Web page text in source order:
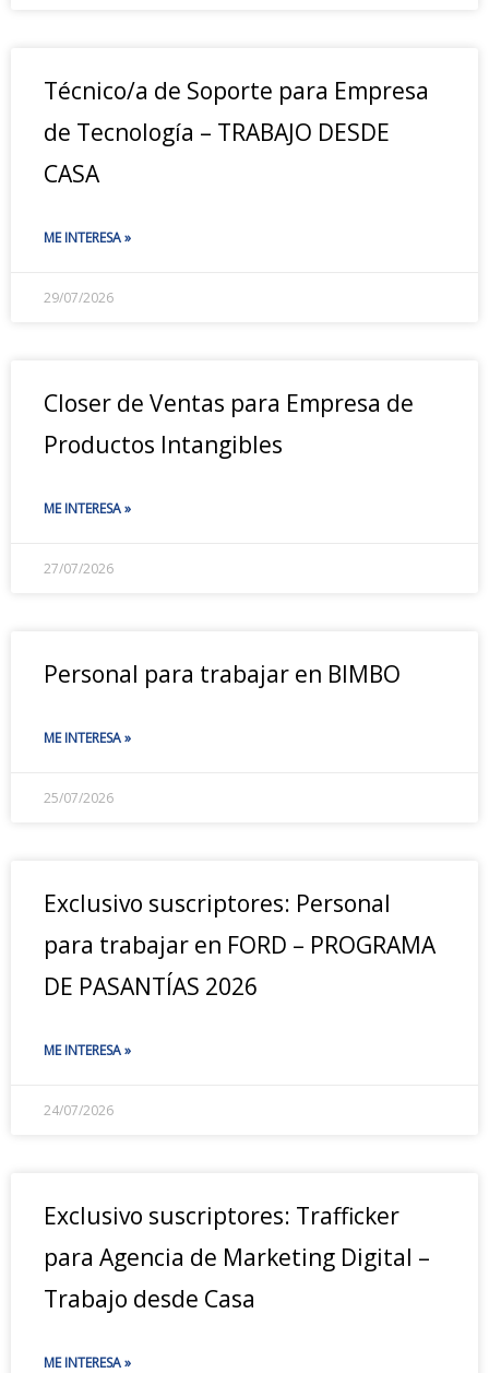
Técnico/a de Soporte para Empresa
de Tecnología – TRABAJO DESDE
CASA
ME INTERESA »
29/07/2026
Closer de Ventas para Empresa de
Productos Intangibles
ME INTERESA »
27/07/2026
Personal para trabajar en BIMBO
ME INTERESA »
25/07/2026
Exclusivo suscriptores: Personal
para trabajar en FORD – PROGRAMA
DE PASANTÍAS 2026
ME INTERESA »
24/07/2026
Exclusivo suscriptores: Trafficker
para Agencia de Marketing Digital –
Trabajo desde Casa
ME INTERESA »